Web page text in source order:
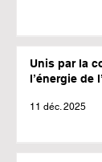
Unis par la
l’énergie de
11 déc. 2025